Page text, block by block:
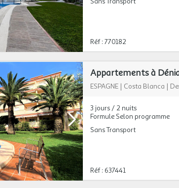
Réf : 770182
Appartements à
ESPAGNE | Costa Blanca |
3 jours / 2 nuits
Formule Selon programme
Sans Transport
Réf : 637441